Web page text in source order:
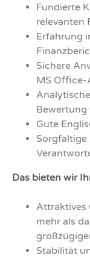
Fundierte
relevanten
Erfahrung
Sichere
MS Office-
Bewertung
Gute
Sorgfältige
Das bieten wir
Attraktives
mehr als
Stabilität